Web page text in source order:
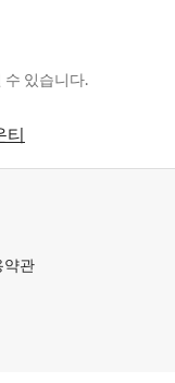
수 있습니다.
티
약관